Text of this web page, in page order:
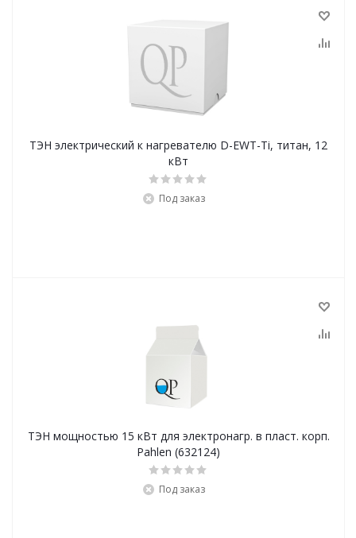
ТЭН электрический к нагревателю D-EWT-Ti, титан, 12
кВт
Под заказ
ТЭН мощностью 15 кВт для электронагр. в пласт. корп.
Pahlen (632124)
Под заказ